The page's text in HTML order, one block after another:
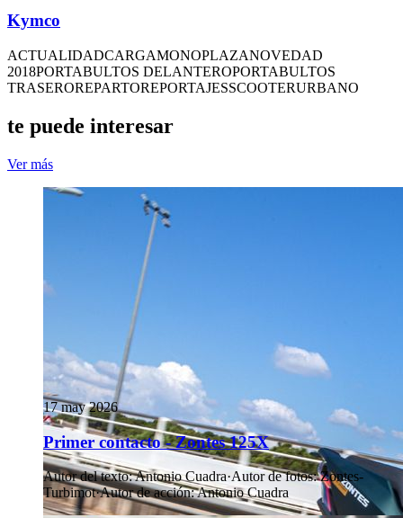
Kymco
ACTUALIDADCARGAMONOPLAZANOVEDAD
2018PORTABULTOS DELANTEROPORTABULTOS
TRASEROREPARTOREPORTAJESSCOOTERURBANO
te puede interesar
Ver más
17 may 2026
Primer contacto - Zontes 125X
Autor del texto:Antonio Cuadra·Autor de fotos: Zontes-
Turbimot·Autor de acción:Antonio Cuadra